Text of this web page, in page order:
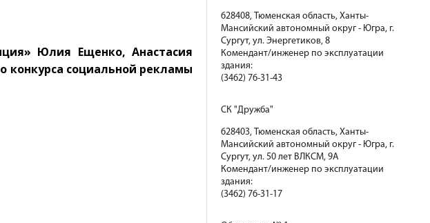
Юлия Ещенко, Анастасия
конкурса социальной рекламы
628408, Тюменская область, Ханты-
Мансийский автономный округ - Югра, г.
Сургут, ул. Энергетиков, 8
Комендант/инженер по эксплуатации
здания:
(3462) 76-31-43
СК "Дружба"
628403, Тюменская область, Ханты-
Мансийский автономный округ - Югра, г.
Сургут, ул. 50 лет ВЛКСМ, 9А
Комендант/инженер по эксплуатации
здания:
(3462) 76-31-17